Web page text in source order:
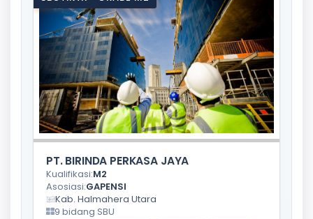
PT. BIRINDA PERKASA JAYA
Kualifikasi:M2
Asosiasi:GAPENSI
Kab. Halmahera Utara
9 bidang SBU